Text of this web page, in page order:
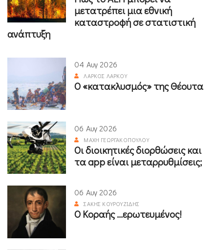
μετατρέπει μια εθνική
καταστροφή σε στατιστική
ανάπτυξη
04 Αυγ 2026
ΛΆΡΚΟΣ ΛΆΡΚΟΥ
Ο «κατακλυσμός» της Θέουτα
06 Αυγ 2026
ΜΆΧΗ ΓΕΩΡΓΑΚΟΠΟΎΛΟΥ
Οι διοικητικές διορθώσεις και
τα app είναι μεταρρυθμίσεις;
06 Αυγ 2026
ΣΆΚΗΣ ΚΟΥΡΟΥΖΊΔΗΣ
Ο Κοραής ...ερωτευμένος!